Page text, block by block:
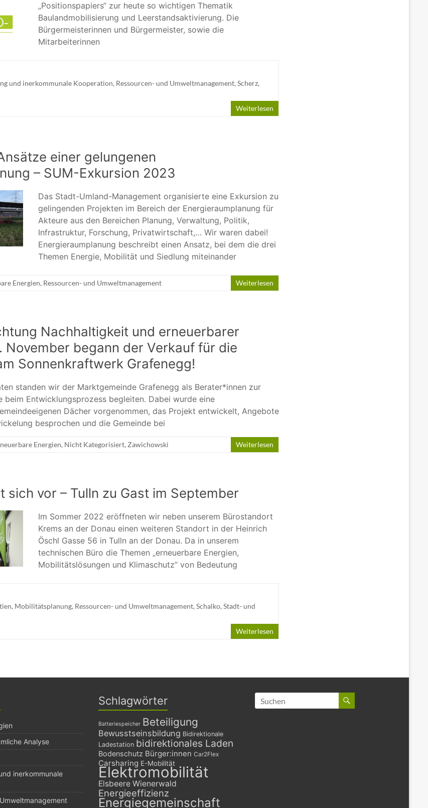
„Positionspapiers“ zur heute so wichtigen Thematik
Baulandmobilisierung und Leerstandsaktivierung. Die
Bürgermeisterinnen und Bürgermeister, sowie die
Mitarbeiterinnen
und inerkommunale Kooperation, Ressourcen- und Umweltmanagement, Scherz,
Weiterlesen
einer gelungenen
– SUM-Exkursion 2023
Das Stadt-Umland-Management organisierte eine Exkursion zu
gelingenden Projekten im Bereich der Energieraumplanung für
Akteure aus den Bereichen Planung, Verwaltung, Politik,
Infrastruktur, Forschung, Privatwirtschaft,… Wir waren dabei!
Energieraumplanung beschreibt einen Ansatz, bei dem die drei
Themen Energie, Mobilität und Siedlung miteinander
Energien, Ressourcen- und Umweltmanagement Weiterlesen
Nachhaltigkeit und erneuerbarer
November begann der Verkauf für die
Sonnenkraftwerk Grafenegg!
standen wir der Marktgemeinde Grafenegg als Berater*innen zur
beim Entwicklungsprozess begleiten. Dabei wurde eine
Dächer vorgenommen, das Projekt entwickelt, Angebote
besprochen und die Gemeinde bei
Energien, Nicht Kategorisiert, Zawichowski Weiterlesen
vor – Tulln zu Gast im September
Im Sommer 2022 eröffneten wir neben unserem Bürostandort
Krems an der Donau einen weiteren Standort in der Heinrich
Öschl Gasse 56 in Tulln an der Donau. Da in unserem
technischen Büro die Themen „erneuerbare Energien,
Mobilitätslösungen und Klimaschutz“ von Bedeutung
, Mobilitätsplanung, Ressourcen- und Umweltmanagement, Schalko, Stadt- und
Weiterlesen
Analyse
inerkommunale
Schlagwörter
Batteriespeicher Beteiligung
Bewusstseinsbildung Bidirektionale
Ladestation bidirektionales Laden
Bodenschutz Bürger:innen Car2Flex
Carsharing E-Mobilität
Elektromobilität
Elsbeere Wienerwald
Energieeffizienz
Energiegemeinschaft